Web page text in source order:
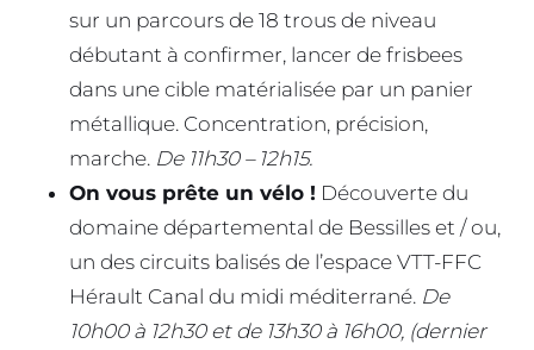
sur un parcours de 18 trous de niveau
débutant à confirmer, lancer de frisbees
dans une cible matérialisée par un panier
métallique. Concentration, précision,
marche. De 11h30 – 12h15.
On vous prête un vélo ! Découverte du
domaine départemental de Bessilles et / ou,
un des circuits balisés de l’espace VTT-FFC
Hérault Canal du midi méditerrané. De
10h00 à 12h30 et de 13h30 à 16h00, (dernier